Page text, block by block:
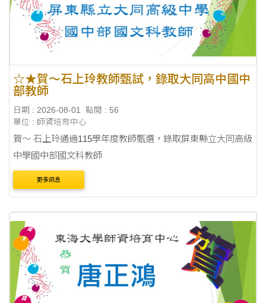
☆★賀～石上玲教師甄試，錄取大同高中國中
部教師
日期 : 2026-08-01
點閱 : 56
單位 : 師資培育中心
賀～ 石上玲通過115學年度教師甄選，錄取屏東縣立大同高級
更多訊息